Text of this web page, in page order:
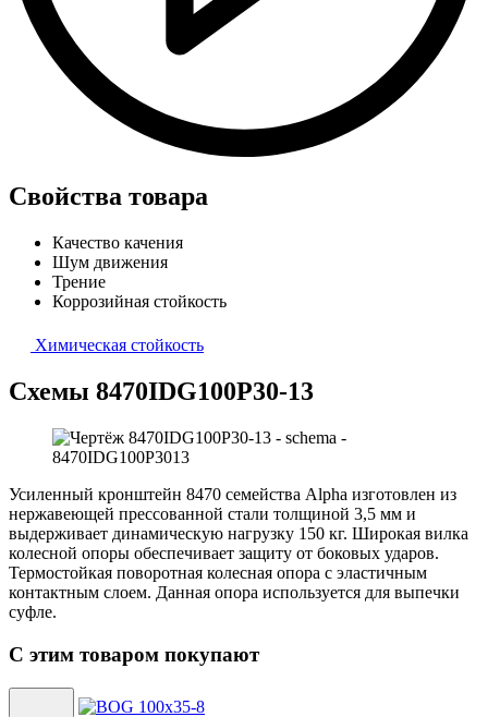
Свойства товара
Качество качения
Шум движения
Трение
Коррозийная стойкость
Химическая стойкость
Схемы 8470IDG100P30-13
Усиленный кронштейн 8470 семейства Alpha изготовлен из
нержавеющей прессованной стали толщиной 3,5 мм и
выдерживает динамическую нагрузку 150 кг. Широкая вилка
колесной опоры обеспечивает защиту от боковых ударов.
Термостойкая поворотная колесная опора с эластичным
контактным слоем. Данная опора используется для выпечки
суфле.
С этим товаром покупают